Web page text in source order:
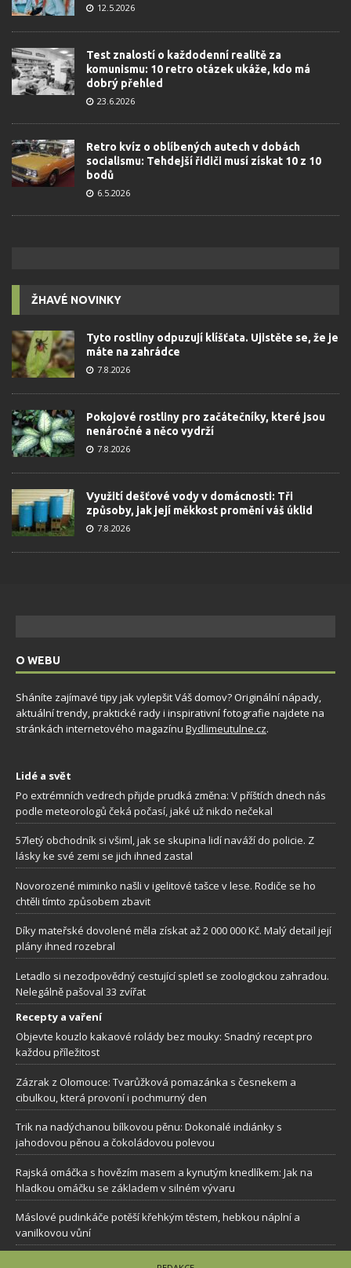
12.5.2026
Test znalostí o každodenní realitě za
komunismu: 10 retro otázek ukáže, kdo má
dobrý přehled
23.6.2026
Retro kvíz o oblíbených autech v dobách
socialismu: Tehdejší řidiči musí získat 10 z 10
bodů
6.5.2026
ŽHAVÉ NOVINKY
Tyto rostliny odpuzují klíšťata. Ujistěte se, že je
máte na zahrádce
7.8.2026
Pokojové rostliny pro začátečníky, které jsou
nenáročné a něco vydrží
7.8.2026
Využití dešťové vody v domácnosti: Tři
způsoby, jak její měkkost promění váš úklid
7.8.2026
O WEBU
Sháníte zajímavé tipy jak vylepšit Váš domov? Originální nápady,
aktuální trendy, praktické rady i inspirativní fotografie najdete na
stránkách internetového magazínu Bydlimeutulne.cz.
Lidé a svět
Po extrémních vedrech přijde prudká změna: V příštích dnech nás
podle meteorologů čeká počasí, jaké už nikdo nečekal
57letý obchodník si všiml, jak se skupina lidí naváží do policie. Z
lásky ke své zemi se jich ihned zastal
Novorozené miminko našli v igelitové tašce v lese. Rodiče se ho
chtěli tímto způsobem zbavit
Díky mateřské dovolené měla získat až 2 000 000 Kč. Malý detail její
plány ihned rozebral
Letadlo si nezodpovědný cestující spletl se zoologickou zahradou.
Nelegálně pašoval 33 zvířat
Recepty a vaření
Objevte kouzlo kakaové rolády bez mouky: Snadný recept pro
každou příležitost
Zázrak z Olomouce: Tvarůžková pomazánka s česnekem a
cibulkou, která provoní i pochmurný den
Trik na nadýchanou bílkovou pěnu: Dokonalé indiánky s
jahodovou pěnou a čokoládovou polevou
Rajská omáčka s hovězím masem a kynutým knedlíkem: Jak na
hladkou omáčku se základem v silném vývaru
Máslové pudinkáče potěší křehkým těstem, hebkou náplní a
vanilkovou vůní